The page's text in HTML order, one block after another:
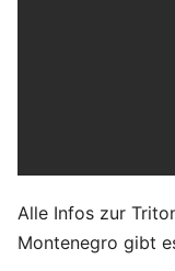
Alle Infos zur
Montenegro gibt